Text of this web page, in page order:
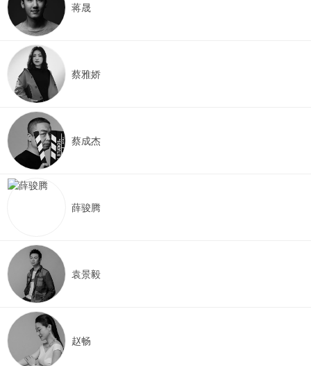
蒋晟
蔡雅娇
蔡成杰
薛骏腾
袁景毅
赵畅